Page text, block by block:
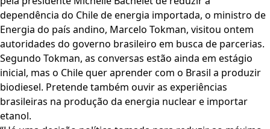
dependência do Chile de energia importada, o ministro de
Energia do país andino, Marcelo Tokman, visitou ontem
autoridades do governo brasileiro em busca de parcerias.
Segundo Tokman, as conversas estão ainda em estágio
inicial, mas o Chile quer aprender com o Brasil a produzir
biodiesel. Pretende também ouvir as experiências
brasileiras na produção da energia nuclear e importar
etanol.